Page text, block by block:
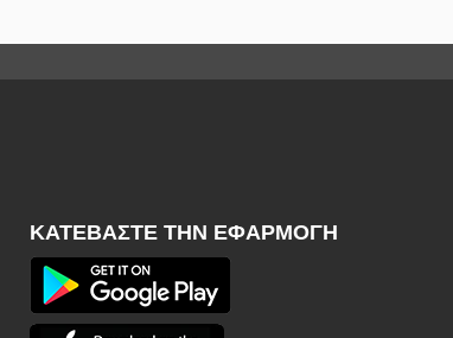
ΚΑΤΕΒΆΣΤΕ ΤΗΝ ΕΦΑΡΜΟΓΉ